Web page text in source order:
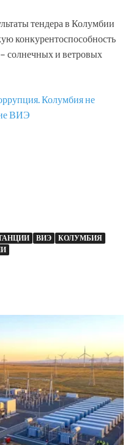
тендера в Колумбии
конкурентоспособность
солнечных и ветровых
Колумбия не
ВИЭ
ВИЭ
КОЛУМБИЯ